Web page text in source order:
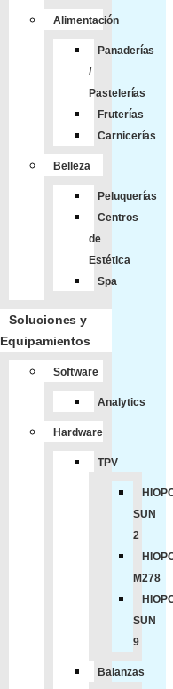
Alimentación
Panaderías
/
Pastelerías
Fruterías
Carnicerías
Belleza
Peluquerías
Centros
de
Estética
Spa
Soluciones y
Equipamientos
Software
Analytics
Hardware
TPV
SUN
2
M278
SUN
9
Balanzas